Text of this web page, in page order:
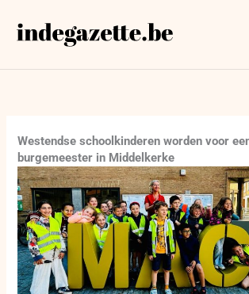
naar
Westendse schoolkinderen worden voor
burgemeester in Middelkerke